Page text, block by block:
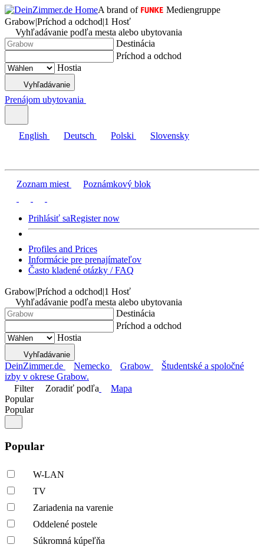
A brand of
Mediengruppe
Grabow|Príchod a odchod|1 Hosť
Vyhľadávanie podľa mesta alebo ubytovania
Destinácia
Príchod a odchod
Hostia
Vyhľadávanie
Prenájom ubytovania
English Deutsch Polski Slovensky
Zoznam miest Poznámkový blok
Prihlásiť saRegister now
Profiles and Prices
Informácie pre prenajímateľov
Často kladené otázky / FAQ
Grabow|Príchod a odchod|1 Hosť
Vyhľadávanie podľa mesta alebo ubytovania
Destinácia
Príchod a odchod
Hostia
Vyhľadávanie
DeinZimmer.de Nemecko Grabow
Študentské a spoločné
izby v okrese Grabow.
Filter
Zoradiť podľa
Mapa
Popular
Popular
Popular
W-LAN
TV
Zariadenia na varenie
Oddelené postele
Súkromná kúpeľňa